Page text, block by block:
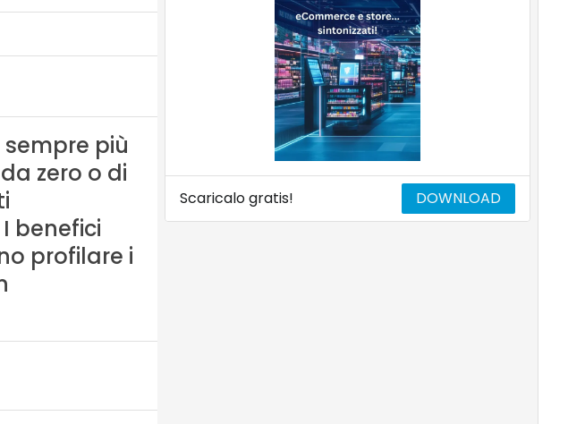
sempre più
zero o di
benefici
profilare i
Scaricalo gratis! DOWNLOAD